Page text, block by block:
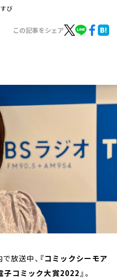
び
この記事をシェア
放送中、 『コミックシーモア
コミック大賞2022』。